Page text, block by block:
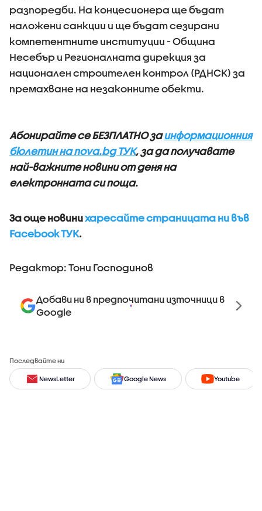
разпоредби. На концесионера ще бъдат
наложени санкции и ще бъдат сезирани
компетентните институции - Община
Несебър и Регионалната дирекция за
национален строителен контрол (РДНСК) за
премахване на незаконните обекти.
Абонирайте се БЕЗПЛАТНО заинформационния
бюлетин на nova.bg ТУК, за да получавате
най-важните новини от деня на
електронната си поща.
За още новинихаресайте страницата ни във
Facebook ТУК.
Редактор: Тони Господинов
Добави ни в предпочитани източници в
Google
Последвайте ни
NewsLetter Google News Youtube